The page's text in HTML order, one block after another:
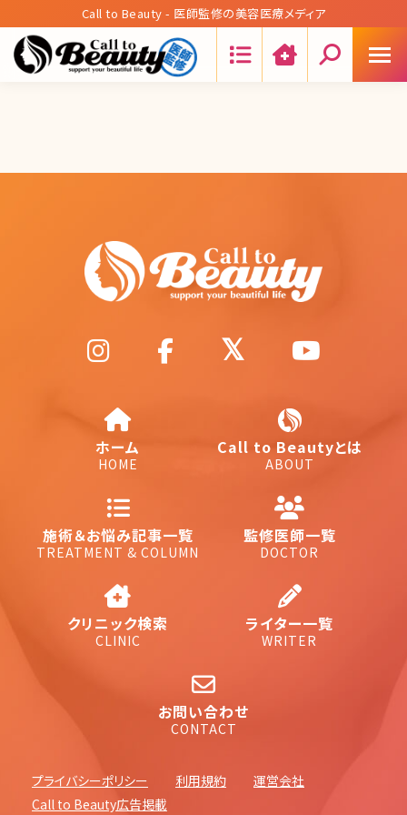
Call to Beauty - 医師監修の美容医療メディア
ホーム
HOME
Call to Beautyとは
ABOUT
施術＆お悩み記事一覧
TREATMENT & COLUMN
監修医師一覧
DOCTOR
クリニック検索
CLINIC
ライター一覧
WRITER
お問い合わせ
CONTACT
プライバシーポリシー 利用規約
運営会社
Call to Beauty広告掲載